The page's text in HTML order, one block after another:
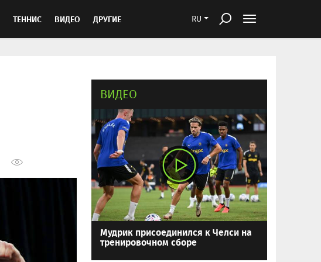
RU
ТЕННИС ВИДЕО ДРУГИЕ
ВИДЕО
Мудрик присоединился к Челси на
тренировочном сборе